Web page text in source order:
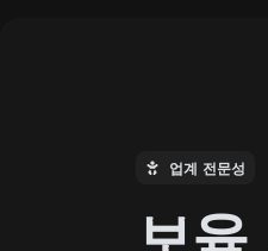
업계 전문성
보육